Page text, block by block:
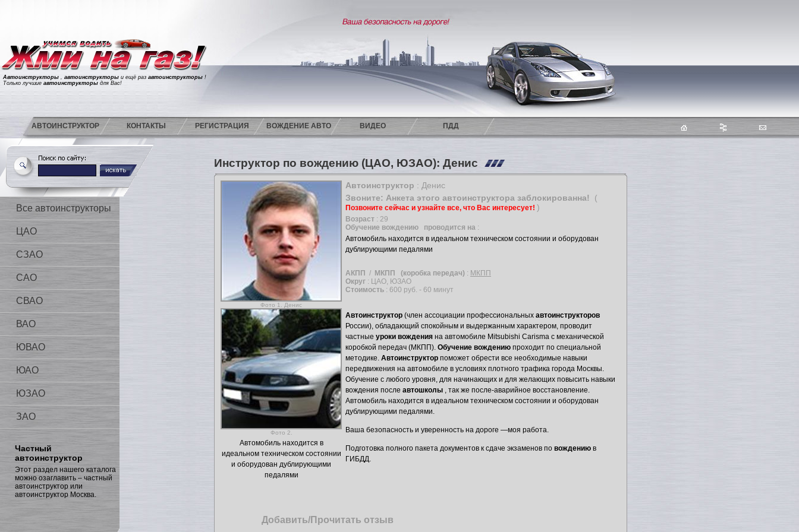
Автоинструкторы , автоинструкторы и ещё раз автоинструкторы !
Только лучшие автоинструкторы для Вас!
АВТОИНСТРУКТОР КОНТАКТЫ РЕГИСТРАЦИЯ ВОЖДЕНИЕ АВТО ВИДЕО ПДД
Все автоинструкторы
ЦАО
СЗАО
САО
СВАО
ВАО
ЮВАО
ЮАО
ЮЗАО
ЗАО
Частный
автоинструктор
Этот раздел нашего каталога
можно озаглавить – частный
автоинструктор или
автоинструктор Москва.
Инструктор по вождению (ЦАО, ЮЗАО): Денис
Фото 1. Денис
Автоинструктор : Денис
Звоните: Анкета этого автоинструктора заблокированна!
(
Позвоните сейчас и узнайте все, что Вас интересует! )
Возраст : 29
Обучение вождению
проводится на :
Автомобиль находится в идеальном техническом состоянии и оборудован
дублирующими педалями
АКПП / МКПП (коробка передач) : МКПП
Округ : ЦАО, ЮЗАО
Стоимость : 600 руб. - 60 минут
Фото 2.
Автомобиль находится в
идеальном техническом состоянии
и оборудован дублирующими
педалями
Автоинструктор (член ассоциации профессиональных автоинструкторов
России), обладающий спокойным и выдержанным характером, проводит
частные уроки вождения на автомобиле Mitsubishi Carisma с механической
коробкой передач (МКПП). Обучение вождению проходит по специальной
методике. Автоинструктор поможет обрести все необходимые навыки
передвижения на автомобиле в условиях плотного трафика города Москвы.
Обучение с любого уровня, для начинающих и для желающих повысить навыки
вождения после автошколы , так же после-аварийное восстановление.
Автомобиль находится в идеальном техническом состоянии и оборудован
дублирующими педалями.
Ваша безопасность и уверенность на дороге —моя работа.
Подготовка полного пакета документов к сдаче экзаменов по вождению в
ГИБДД.
Добавить/Прочитать отзыв